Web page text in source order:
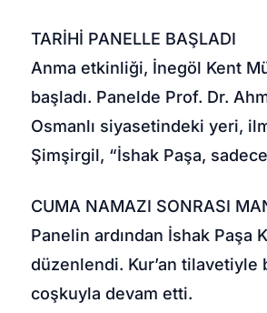
TARİHİ PANELLE BAŞLADI
Anma etkinliği, İnegöl Kent
başladı. Panelde Prof. Dr.
Osmanlı siyasetindeki yeri,
Şimşirgil, “İshak Paşa,
CUMA NAMAZI SONRASI
Panelin ardından İshak Paşa
düzenlendi. Kur’an tilavetiyle
coşkuyla devam etti.